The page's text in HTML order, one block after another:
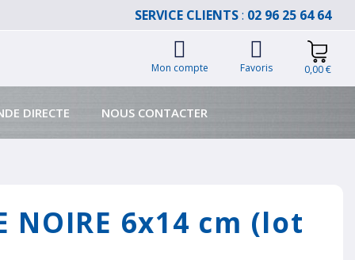
SERVICE CLIENTS: 02 96 25 64 64
Mon compte Favoris 0,00 €
DIRECTE NOUS CONTACTER
NOIRE 6x14 cm (lot